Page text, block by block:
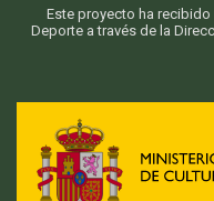
Este proyecto ha recibido
Deporte a través de la